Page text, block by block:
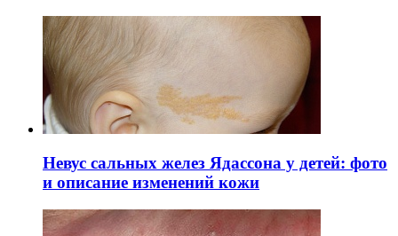
Невус сальных желез Ядассона у детей: фото
и описание изменений кожи